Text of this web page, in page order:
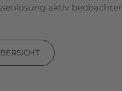
aktiv